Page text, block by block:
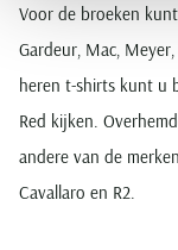
Voor de broeken
Gardeur, Mac,
heren t-shirts kunt u
Red kijken.
andere van de merken
Cavallaro en R2.